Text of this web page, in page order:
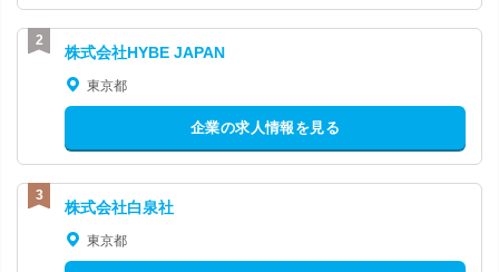
株式会社HYBE JAPAN
東京都
企業の求人情報を見る
株式会社白泉社
東京都